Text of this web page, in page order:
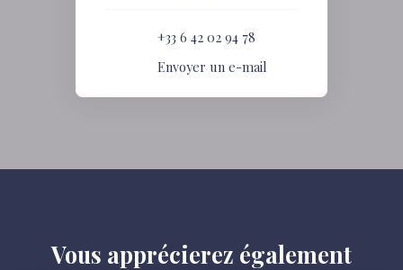
+33 6 42 02 94 78
Envoyer un e-mail
Vous apprécierez également